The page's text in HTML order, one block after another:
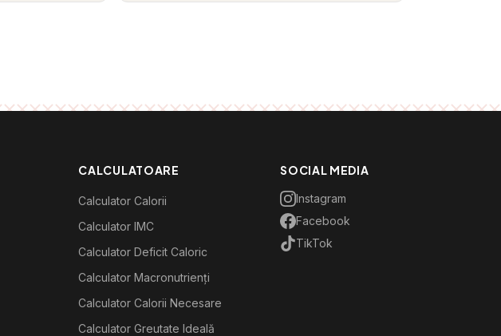
CALCULATOARE
Calculator Calorii
Calculator IMC
Calculator Deficit Caloric
Calculator Macronutrienți
Calculator Calorii Necesare
Calculator Greutate Ideală
SOCIAL MEDIA
Instagram
Facebook
TikTok